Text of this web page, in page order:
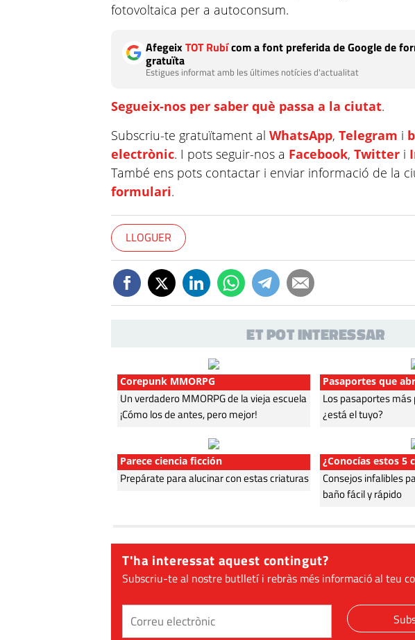
fotovoltaica per a autoconsum.
AfegeixTOT Rubícom a font preferida de Google de
gratuïta
Estigues informat amb les últimes notícies d'actualitat
Segueix-nos per saber què passa a la ciutat.
Subscriu-te gratuïtament alWhatsApp,Telegram i
electrònic. I pots seguir-nos a Facebook,Twitter i
També ens pots contactar i enviar informació de la
formulari.
LLOGUER
ET POT INTERESSAR
Corepunk MMORPG
Un verdadero MMORPG de la vieja escuela
¡Cómo los de antes, pero mejor!
Pasaportes que
Los pasaportes
¿está el tuyo?
Parece ciencia ficción
Prepárate para alucinar con estas criaturas
¿Conocías estos 5
Consejos infalibles
baño fácil y rápido
T'ha interessat aquest contingut?
Subscriu-te al nostre butlletí i rebràs més informació al teu